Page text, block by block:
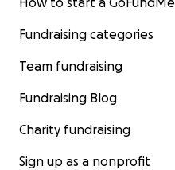
Fundraising categories
Team fundraising
Fundraising Blog
Charity fundraising
Sign up as a nonprofit